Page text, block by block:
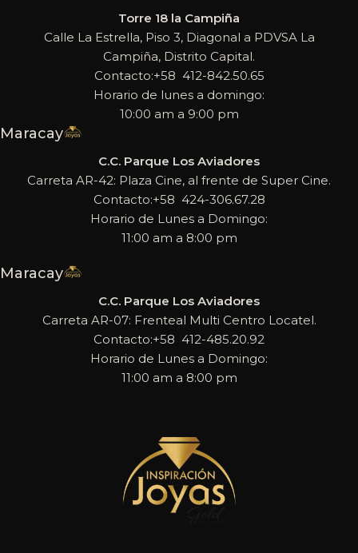
Torre 18 la Campiña
Calle La Estrella, Piso 3, Diagonal a PDVSA La
Campiña, Distrito Capital.
Contacto:+58 412-842.50.65
Horario de lunes a domingo:
10:00 am a 9:00 pm
Maracay
C.C. Parque Los Aviadores
Carreta AR-42: Plaza Cine, al frente de Super Cine.
Contacto:+58 424-306.67.28
Horario de Lunes a Domingo:
11:00 am a 8:00 pm
Maracay
C.C. Parque Los Aviadores
Carreta AR-07: Frenteal Multi Centro Locatel.
Contacto:+58 412-485.20.92
Horario de Lunes a Domingo:
11:00 am a 8:00 pm